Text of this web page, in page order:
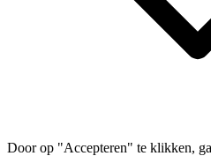
Door op "Accepteren" te klikken,